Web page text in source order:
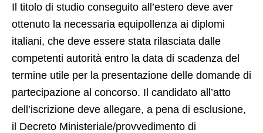
Il titolo di studio conseguito all’estero deve aver
ottenuto la necessaria equipollenza ai diplomi
italiani, che deve essere stata rilasciata dalle
competenti autorità entro la data di scadenza del
termine utile per la presentazione delle domande di
partecipazione al concorso. Il candidato all’atto
dell’iscrizione deve allegare, a pena di esclusione,
il Decreto Ministeriale/provvedimento di